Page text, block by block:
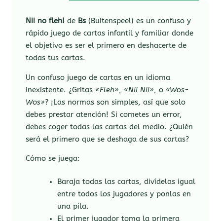
Nii no fleh! de Bs (Buitenspeel) es un confuso y
rápido juego de cartas infantil y familiar donde
el objetivo es ser el primero en deshacerte de
todas tus cartas.
Un confuso juego de cartas en un idioma
inexistente. ¿Gritas «Fleh», «Nii Nii», o «Wos-
Wos»? ¡Las normas son simples, así que solo
debes prestar atención! Si cometes un error,
debes coger todas las cartas del medio. ¿Quién
será el primero que se deshaga de sus cartas?
Cómo se juega:
Baraja todas las cartas, divídelas igual
entre todos los jugadores y ponlas en
una pila.
El primer jugador toma la primera